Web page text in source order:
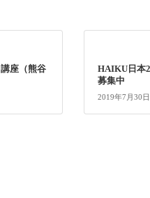
座（熊谷
HAIKU日本
募集中
2019年7月30日